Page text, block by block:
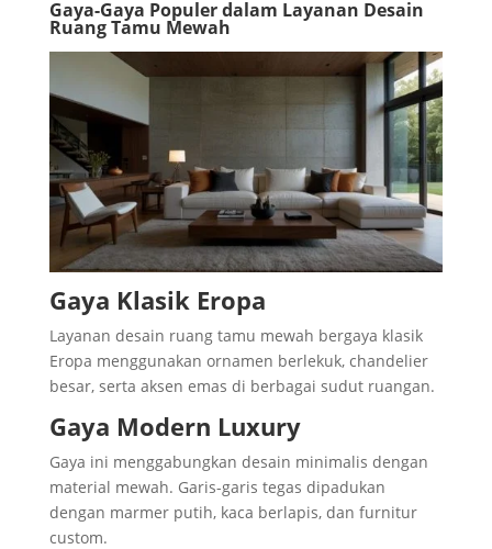
Gaya-Gaya Populer dalam Layanan Desain
Ruang Tamu Mewah
Gaya Klasik Eropa
Layanan desain ruang tamu mewah bergaya klasik
Eropa menggunakan ornamen berlekuk, chandelier
besar, serta aksen emas di berbagai sudut ruangan.
Gaya Modern Luxury
Gaya ini menggabungkan desain minimalis dengan
material mewah. Garis-garis tegas dipadukan
dengan marmer putih, kaca berlapis, dan furnitur
custom.